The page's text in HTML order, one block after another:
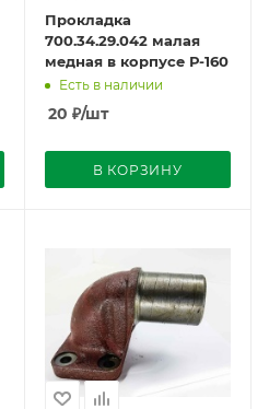
Прокладка
700.34.29.042 малая
медная в корпусе Р-160
Есть в наличии
20 ₽/шт
В КОРЗИНУ